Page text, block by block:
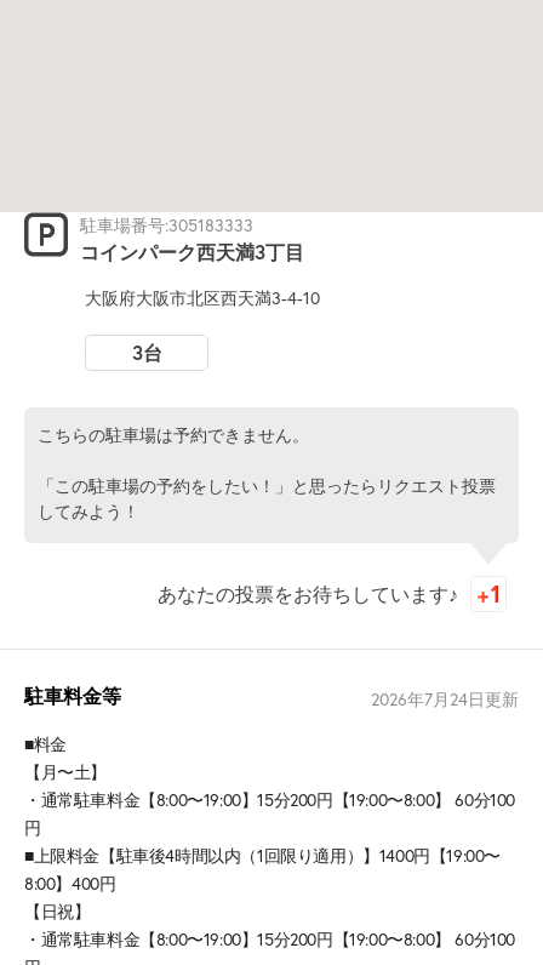
駐車場番号:305183333
コインパーク西天満3丁目
大阪府大阪市北区西天満3-4-10
3台
こちらの駐車場は予約できません。
「この駐車場の予約をしたい！」と思ったらリクエスト投票
してみよう！
あなたの投票をお待ちしています♪
駐車料金等 2026年7月24日更新
■料金
【月〜土】
・通常駐車料金【8:00〜19:00】15分200円【19:00〜8:00】 60分100
円
■上限料金【駐車後4時間以内（1回限り適用）】1400円【19:00〜
8:00】400円
【日祝】
・通常駐車料金【8:00〜19:00】15分200円【19:00〜8:00】 60分100